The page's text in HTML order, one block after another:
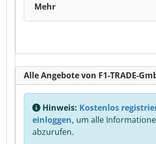
Mehr
Alle Angebote von F1-TRADE-
Hinweis: Kostenlos
einloggen, um alle
abzurufen.